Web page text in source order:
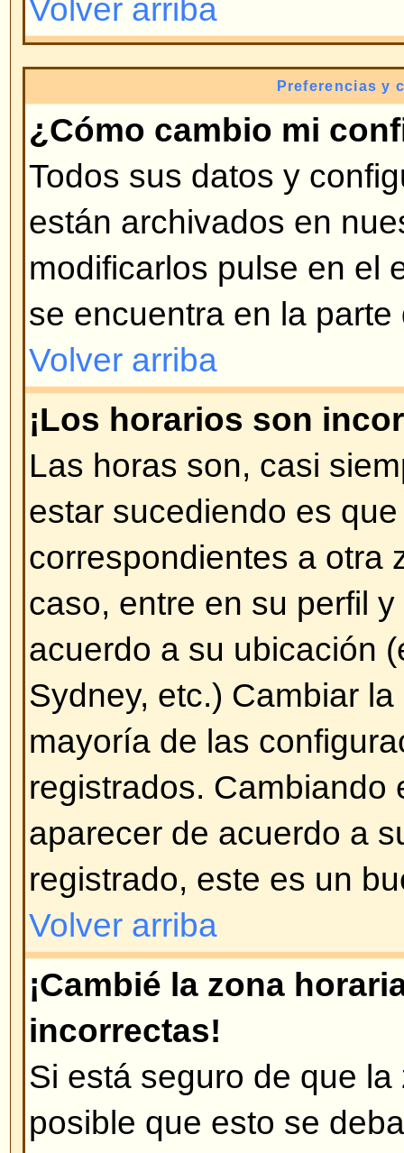
ingresado en el foro
bloques), la segunda es el
generalmente único y personal.
decide si se pueden usar o no.
puede introducirlo en su perfil.
exista esa opción, contacte con
que sea activada esa opción
administrador bueno).
Volver arriba
¿Cómo cambio mi rango?
Por lo general no puede
éste es asociado directamente
mensajes ingresados o se
ciertos usuarios (administrador,
especiales). Por favor, no
mensajes innecesarios sólo
Rango, no hay ningún beneficio
Rangos.
Volver arriba
Cuando pulso en el enlace
un usuario me pide nombre
contraseña.
Disculpe, pero sólo los usuarios
enviar correos a través del foro
habilitado esta opción). Esto es
mensajes maliciosos de
Volver arriba
¿Cómo creo un mensaje en
Fácil -- pulse en el botón
en un foro o en un tema. Puede